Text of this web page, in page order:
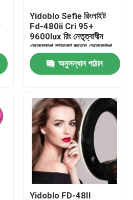
Yidoblo Sefie রিংলাইট
Fd-480ii Cri 95+
9600lux রিং নেতৃত্বাধীন
মেকআপ হালকা জন্য মেকআপ
ত্বক যত্ন সৌন্দর্য নখ
অনুসন্ধান পাঠান
Yidoblo FD-48II